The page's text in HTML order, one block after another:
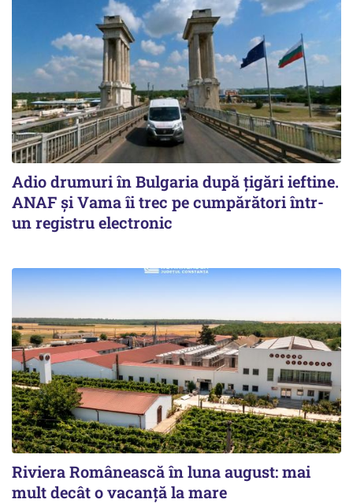
Adio drumuri în Bulgaria după țigări ieftine.
ANAF și Vama îi trec pe cumpărători într-
un registru electronic
Riviera Românească în luna august: mai
mult decât o vacanță la mare